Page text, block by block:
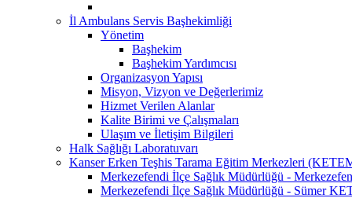
İl Ambulans Servis Başhekimliği
Yönetim
Başhekim
Başhekim Yardımcısı
Organizasyon Yapısı
Misyon, Vizyon ve Değerlerimiz
Hizmet Verilen Alanlar
Kalite Birimi ve Çalışmaları
Ulaşım ve İletişim Bilgileri
Halk Sağlığı Laboratuvarı
Kanser Erken Teşhis Tarama Eğitim Merkezleri
Merkezefendi İlçe Sağlık Müdürlüğü -
Merkezefendi İlçe Sağlık Müdürlüğü - Sümer